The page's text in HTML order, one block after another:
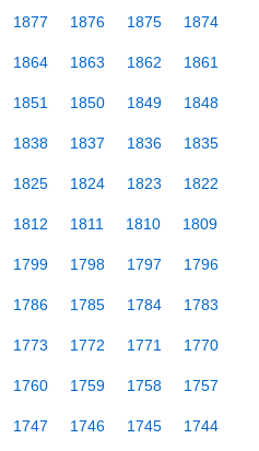
1877 1876 1875 1874
1864 1863 1862 1861
1851 1850 1849 1848
1838 1837 1836 1835
1825 1824 1823 1822
1812 1811 1810 1809
1799 1798 1797 1796
1786 1785 1784 1783
1773 1772 1771 1770
1760 1759 1758 1757
1747 1746 1745 1744